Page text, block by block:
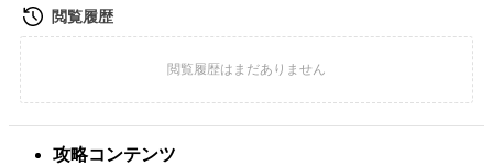
攻略コンテンツ